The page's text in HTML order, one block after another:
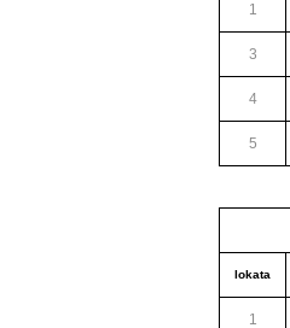
1
3
4
5
lokata
1